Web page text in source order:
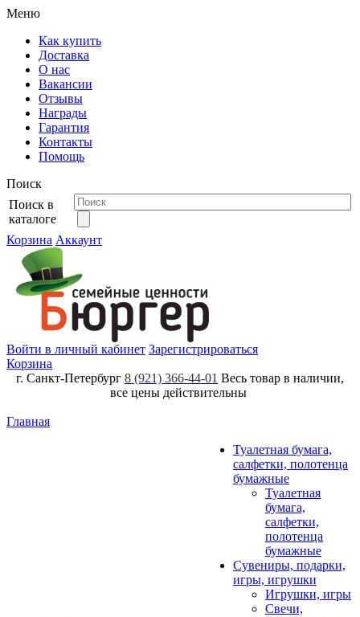
Меню
Как купить
Доставка
О нас
Вакансии
Отзывы
Награды
Гарантия
Контакты
Помощь
Поиск
Поиск в
каталоге
Корзина Аккаунт
Войти в личный кабинет Зарегистрироваться
Корзина
г. Санкт-Петербург 8 (921) 366-44-01 Весь товар в наличии,
все цены действительны
Главная
Туалетная бумага,
салфетки, полотенца
бумажные
Туалетная
бумага,
салфетки,
полотенца
бумажные
Сувениры, подарки,
игры, игрушки
Игрушки, игры
Свечи,